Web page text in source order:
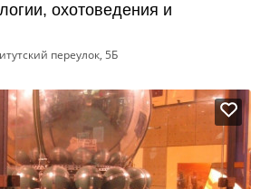
охотоведения и
переулок, 5Б